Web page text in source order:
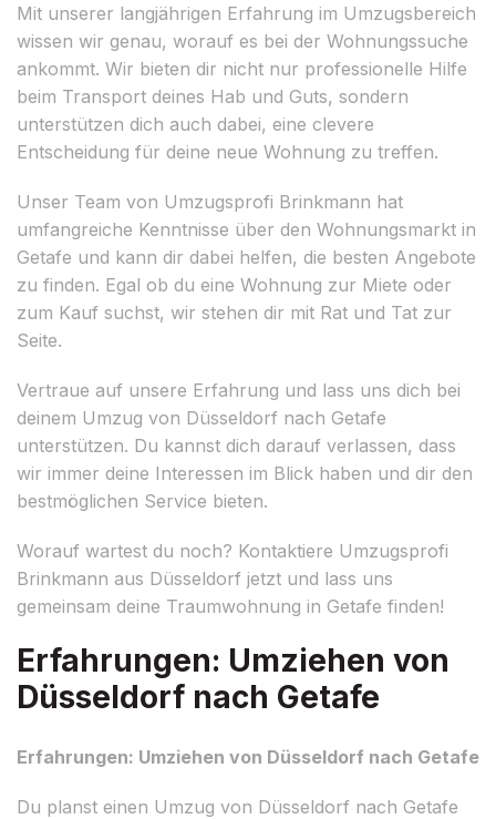
Mit unserer langjährigen Erfahrung im Umzugsbereich
wissen wir genau, worauf es bei der Wohnungssuche
ankommt. Wir bieten dir nicht nur professionelle Hilfe
beim Transport deines Hab und Guts, sondern
unterstützen dich auch dabei, eine clevere
Entscheidung für deine neue Wohnung zu treffen.
Unser Team von Umzugsprofi Brinkmann hat
umfangreiche Kenntnisse über den Wohnungsmarkt in
Getafe und kann dir dabei helfen, die besten Angebote
zu finden. Egal ob du eine Wohnung zur Miete oder
zum Kauf suchst, wir stehen dir mit Rat und Tat zur
Seite.
Vertraue auf unsere Erfahrung und lass uns dich bei
deinem Umzug von Düsseldorf nach Getafe
unterstützen. Du kannst dich darauf verlassen, dass
wir immer deine Interessen im Blick haben und dir den
bestmöglichen Service bieten.
Worauf wartest du noch? Kontaktiere Umzugsprofi
Brinkmann aus Düsseldorf jetzt und lass uns
gemeinsam deine Traumwohnung in Getafe finden!
Erfahrungen: Umziehen von
Düsseldorf nach Getafe
Erfahrungen: Umziehen von Düsseldorf nach Getafe
Du planst einen Umzug von Düsseldorf nach Getafe